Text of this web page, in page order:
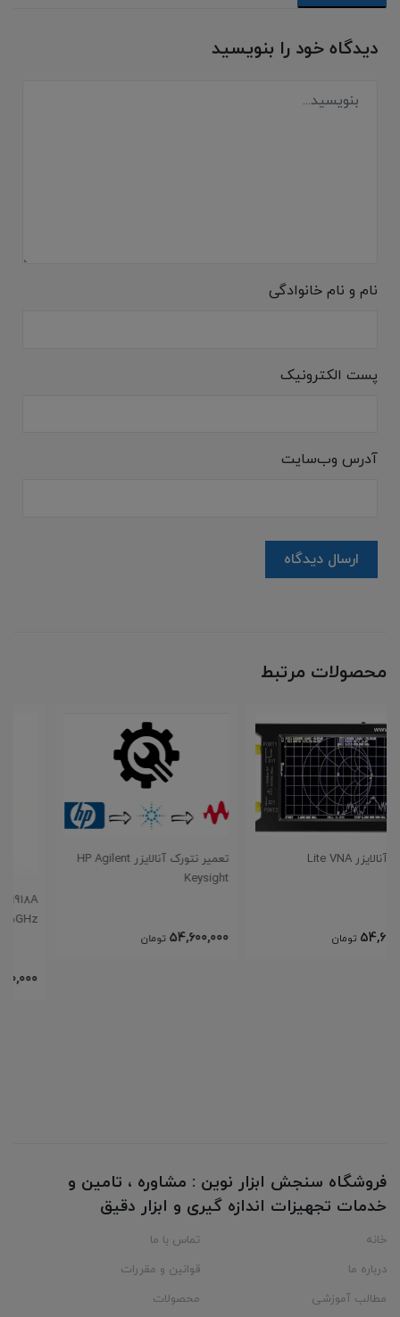
دیدگاه خود را بنویسید
نام و نام خانوادگی
پست الکترونیک
آدرس وب‌سایت
ارسال دیدگاه
محصولات مرتبط
تعمیر نتورک آنالایزر HP Agilent
54,600,000
Keysight Fieldfox N9918A
فروشگاه سنجش ابزار نوین : مشاوره ، تامین و
خدمات تجهیزات اندازه گیری و ابزار دقیق
خانه
تماس با ما
درباره ما
قوانین و مقررات
مطالب آموزشی
محصولات